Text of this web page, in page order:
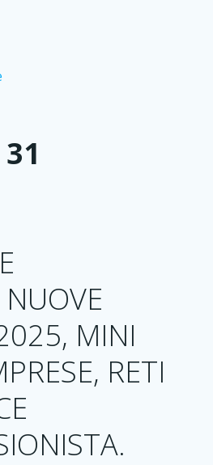
MINI
RETI